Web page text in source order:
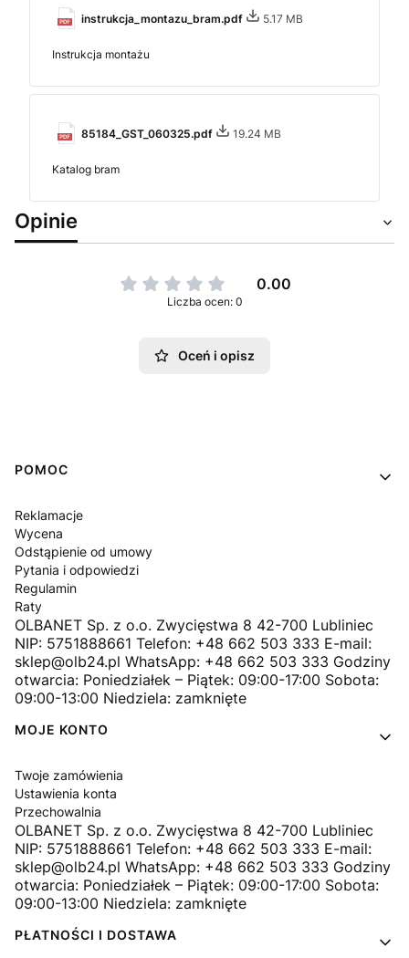
instrukcja_montazu_bram.pdf 5.17 MB
Instrukcja montażu
85184_GST_060325.pdf 19.24 MB
Katalog bram
Opinie
0.00
Liczba ocen: 0
Oceń i opisz
Linki w stopce
POMOC
Reklamacje
Wycena
Odstąpienie od umowy
Pytania i odpowiedzi
Regulamin
Raty
OLBANET Sp. z o.o. Zwycięstwa 8 42-700 Lubliniec
NIP: 5751888661 Telefon: +48 662 503 333 E-mail:
sklep@olb24.pl WhatsApp: +48 662 503 333 Godziny
otwarcia: Poniedziałek – Piątek: 09:00-17:00 Sobota:
09:00-13:00 Niedziela: zamknięte
MOJE KONTO
Twoje zamówienia
Ustawienia konta
Przechowalnia
OLBANET Sp. z o.o. Zwycięstwa 8 42-700 Lubliniec
NIP: 5751888661 Telefon: +48 662 503 333 E-mail:
sklep@olb24.pl WhatsApp: +48 662 503 333 Godziny
otwarcia: Poniedziałek – Piątek: 09:00-17:00 Sobota:
09:00-13:00 Niedziela: zamknięte
PŁATNOŚCI I DOSTAWA